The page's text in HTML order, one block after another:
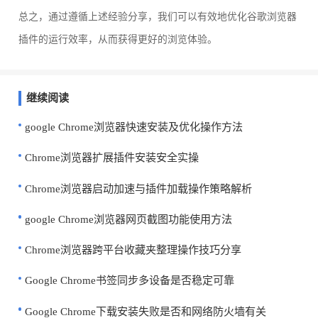
总之，通过遵循上述经验分享，我们可以有效地优化谷歌浏览器
插件的运行效率，从而获得更好的浏览体验。
继续阅读
google Chrome浏览器快速安装及优化操作方法
Chrome浏览器扩展插件安装安全实操
Chrome浏览器启动加速与插件加载操作策略解析
google Chrome浏览器网页截图功能使用方法
Chrome浏览器跨平台收藏夹整理操作技巧分享
Google Chrome书签同步多设备是否稳定可靠
Google Chrome下载安装失败是否和网络防火墙有关